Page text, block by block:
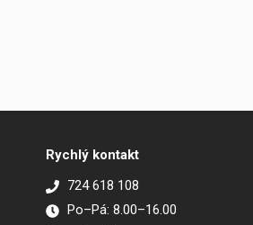
Rychlý kontakt
724 618 108
Po–Pá: 8.00–16.00